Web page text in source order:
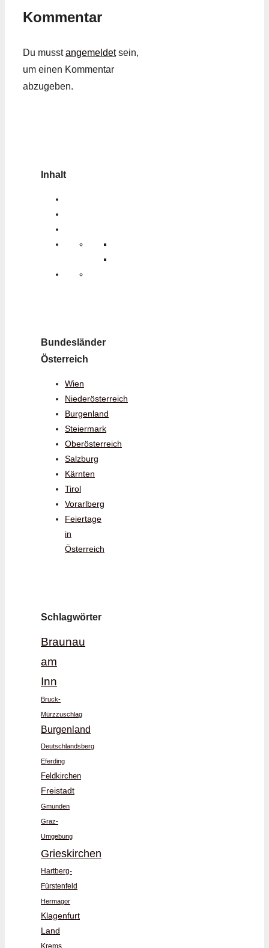
Kommentar
Du musstangemeldetsein,
um einen Kommentar
abzugeben.
Inhalt
Bundesländer
Österreich
Wien
Niederösterreich
Burgenland
Steiermark
Oberösterreich
Salzburg
Kärnten
Tirol
Vorarlberg
Feiertage
in
Österreich
Schlagwörter
Braunau
am
Inn
Bruck-
Mürzzuschlag
Burgenland
Deutschlandsberg
Eferding
Feldkirchen
Freistadt
Gmunden
Graz-
Umgebung
Grieskirchen
Hartberg-
Fürstenfeld
Hermagor
Klagenfurt
Land